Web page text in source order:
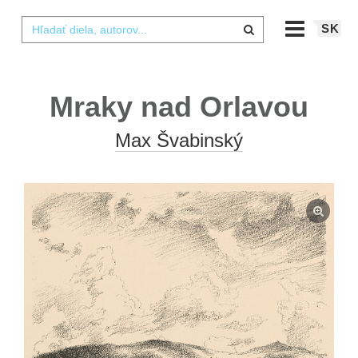
SK
Mraky nad Orlavou
Max Švabinský